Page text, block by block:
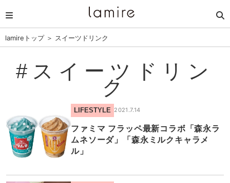
lamireトップ＞ スイーツドリンク
#スイーツドリン
ク
LIFESTYLE 2021.7.14
ファミマ フラッペ最新コラボ「森永ラ
ムネソーダ」「森永ミルクキャラメ
ル」